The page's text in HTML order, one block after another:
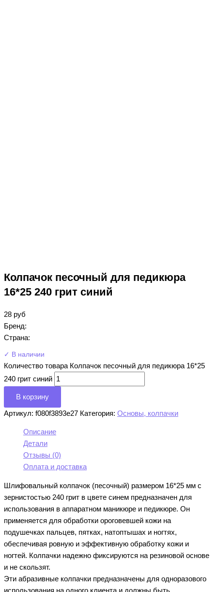
Колпачок песочный для педикюра
16*25 240 грит синий
28 руб
Бренд:
Страна:
✓ В наличии
Количество товара Колпачок песочный для педикюра 16*25
240 грит синий
В корзину
Артикул: f080f3893e27 Категория: Основы, колпачки
Описание
Детали
Отзывы (0)
Оплата и доставка
Шлифовальный колпачок (песочный) размером 16*25 мм с
зернистостью 240 грит в цвете синем предназначен для
использования в аппаратном маникюре и педикюре. Он
применяется для обработки ороговевшей кожи на
подушечках пальцев, пятках, натоптышах и ногтях,
обеспечивая ровную и эффективную обработку кожи и
ногтей. Колпачки надежно фиксируются на резиновой основе
и не скользят.
Эти абразивные колпачки предназначены для одноразового
использования на одного клиента и должны быть